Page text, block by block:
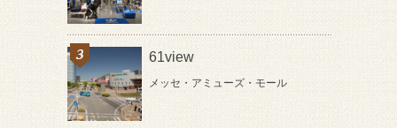
61view
メッセ・アミューズ・モール